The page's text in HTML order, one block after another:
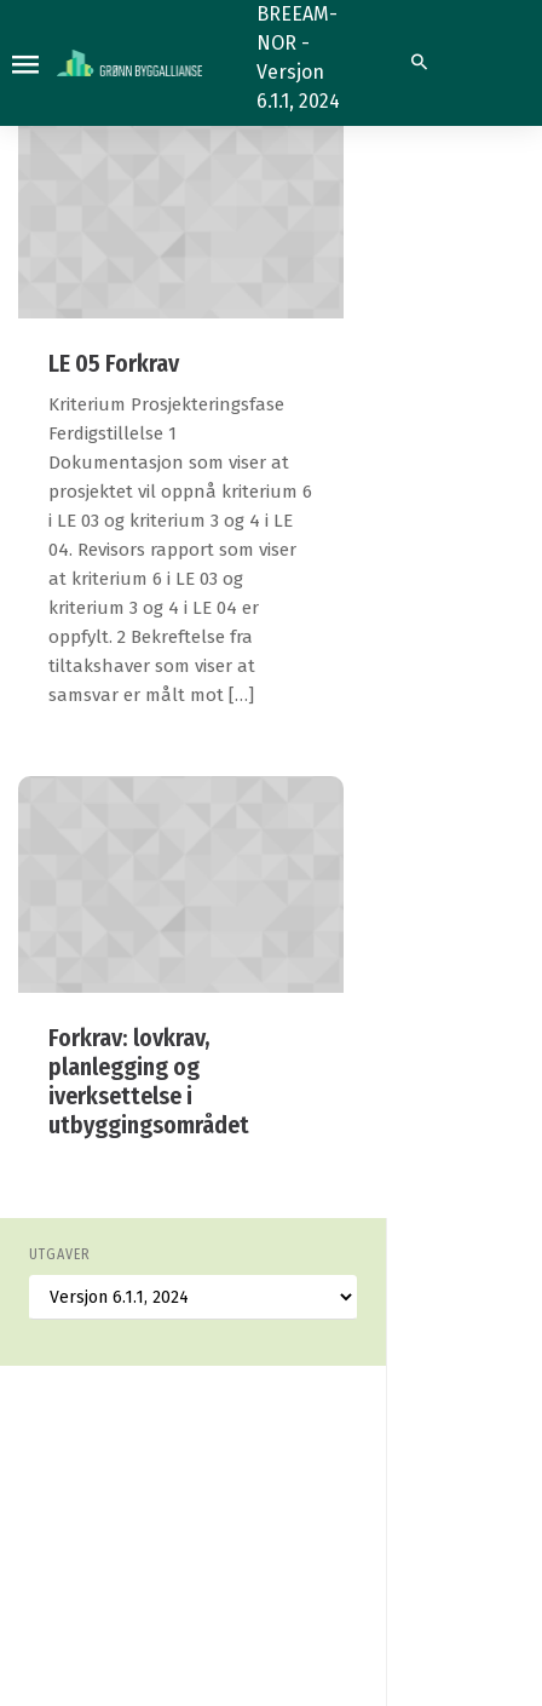
BREEAM-
NOR -
Versjon
6.1.1, 2024
Søk
LE 05 Forkrav
Kriterium Prosjekteringsfase
Ferdigstillelse 1
Dokumentasjon som viser at
prosjektet vil oppnå kriterium 6
i LE 03 og kriterium 3 og 4 i LE
04. Revisors rapport som viser
at kriterium 6 i LE 03 og
kriterium 3 og 4 i LE 04 er
oppfylt. 2 Bekreftelse fra
tiltakshaver som viser at
samsvar er målt mot […]
Forkrav: lovkrav,
planlegging og
iverksettelse i
utbyggingsområdet
UTGAVER